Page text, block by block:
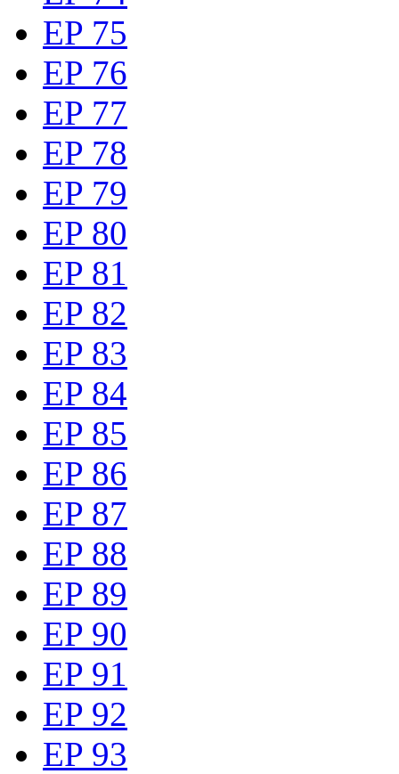
EP 75
EP 76
EP 77
EP 78
EP 79
EP 80
EP 81
EP 82
EP 83
EP 84
EP 85
EP 86
EP 87
EP 88
EP 89
EP 90
EP 91
EP 92
EP 93